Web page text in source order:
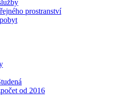
prostranství
od 2016